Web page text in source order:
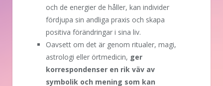
och de energier de håller, kan individer
fördjupa sin andliga praxis och skapa
positiva förändringar i sina liv.
Oavsett om det är genom ritualer, magi,
astrologi eller örtmedicin, ger
korrespondenser en rik väv av
symbolik och mening som kan